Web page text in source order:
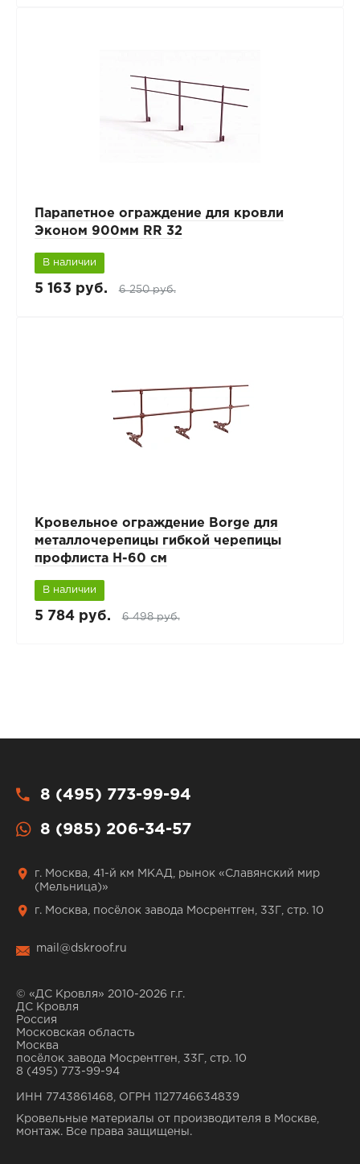
Парапетное ограждение для кровли
Эконом 900мм RR 32
В наличии
5 163 руб. 6 250 руб.
Кровельное ограждение Borge для
металлочерепицы гибкой черепицы
профлиста Н-60 см
В наличии
5 784 руб. 6 498 руб.
8 (495) 773-99-94
8 (985) 206-34-57
г. Москва, 41-й км МКАД, рынок «Славянский мир
(Мельница)»
г. Москва, посёлок завода Мосрентген, 33Г, стр. 10
mail@dskroof.ru
© «ДС Кровля» 2010-2026 г.г.
ДС Кровля
Россия
Московская область
Москва
посёлок завода Мосрентген, 33Г, стр. 10
8 (495) 773-99-94
ИНН 7743861468, ОГРН 1127746634839
Кровельные материалы от производителя в Москве,
монтаж. Все права защищены.